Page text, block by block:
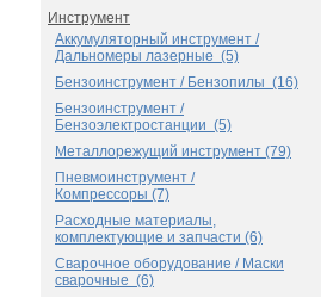
Инструмент
Аккумуляторный инструмент /
Дальномеры лазерные (5)
Бензоинструмент / Бензопилы (16)
Бензоинструмент /
Бензоэлектростанции (5)
Металлорежущий инструмент (79)
Пневмоинструмент /
Компрессоры (7)
Расходные материалы,
комплектующие и запчасти (6)
Сварочное оборудование / Маски
сварочные (6)